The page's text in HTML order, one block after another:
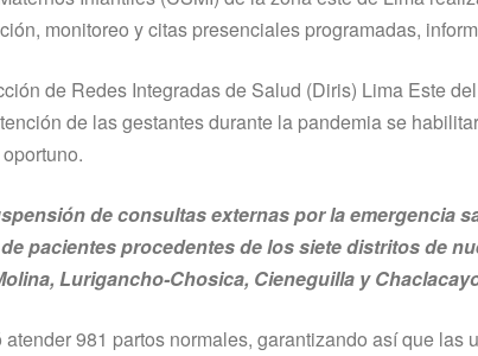
monitoreo y citas presenciales programadas,
de Redes Integradas de Salud (Diris) Lima Este
de las gestantes durante la pandemia se
de consultas externas por la emergencia
pacientes procedentes de los siete distritos de
Lurigancho-Chosica, Cieneguilla y
981 partos normales, garantizando así que las